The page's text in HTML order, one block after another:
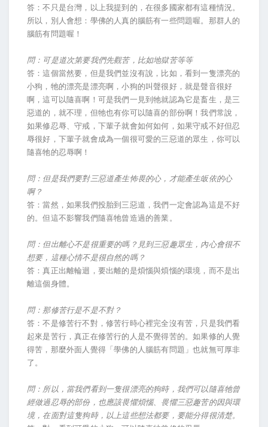
答：不只是台灣，以上我提到的，在很多國家都有這種情況。
所以，別人會想：學佛的人真的腦筋有一些問題喔。那群人的
腦筋有問題喔！
問：可是道次第要我們先觀苦，比如地獄苦等等
答：這個當然要，但是我們並沒有說，比如，看到一隻漂亮的
小狗，牠的漂亮是漂亮啊，小狗的叫聲很好，就是聲音很好
啊，這可以隨喜啊！可是我們一見到牠就認為它是畜生，是三
惡道的，就不理，但牠也有你可以隨喜的部份啊！我們常說，
如果修忍辱、守戒，下輩子就會如何如何，如果守戒不好但忍
辱很好，下輩子就會成為一個很可愛的三惡道的眾生，你可以
隨喜牠的忍辱啊！
問：但是我們要對三惡道產生怖畏的心，才能產生皈依的心
啊？
答：當然，如果我們投胎到三惡道，我們一定會認為這是不好
的。但這不影響我們隨喜牠曾造過的善業。
問：但出離心不是很重要的嗎？見到三惡趣眾生，內心會很不
想要，這種心情不是很自然的嗎？
答：真正出離輪迴，要出離的是煩惱與煩惱的環境，而不是出
離這個身體。
問：那修苦行是不是不對？
答：不是修苦行不對，修苦行時心裡完全沒有苦，只是我們看
起來是苦行，真正在修苦行的人是不覺得苦的。如果修的人覺
得苦，那麼外面人覺得「學佛的人腦筋有問題」也就無可厚非
了。
問：所以，當我們看到一隻很漂亮的狗時，我們可以隨喜牠曾
經做過忍辱的部份，也應該畏懼煩惱、畏懼三惡趣苦的因與環
境，在面對這隻狗時，以上這些想法都要，要能分得很清楚。